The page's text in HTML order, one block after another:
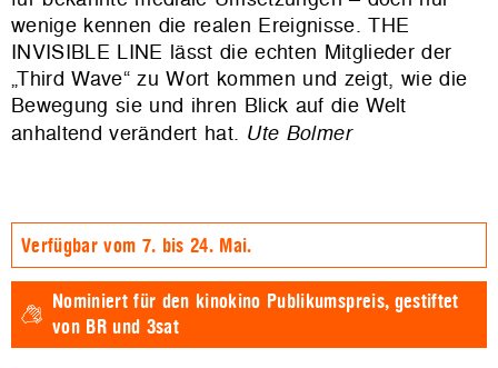
wenige kennen die realen Ereignisse. THE
INVISIBLE LINE lässt die echten Mitglieder der
„Third Wave“ zu Wort kommen und zeigt, wie die
Bewegung sie und ihren Blick auf die Welt
anhaltend verändert hat. Ute Bolmer
Verfügbar vom 7. bis 24. Mai.
Nominiert für den kinokino Publikumspreis, gestiftet
von BR und 3sat